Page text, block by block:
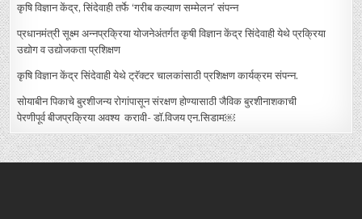
कृषि विज्ञान केंद्र, सिंदेवाही तर्फे ‘गरीब कल्याण सम्मेलन’ संपन्न
प्रधानमंत्री सूक्ष्म अन्नप्रक्रिया योजनेअंतर्गत कृषी विज्ञान केंद्र सिंदेवाही येथे प्रक्रिया
उद्योग व उद्योजकता प्रशिक्षण
कृषि विज्ञान केंद्र सिंदेवाही येथे ट्रॅक्टर चालकांसाठी प्रशिक्षण कार्यक्रम संपन्न.
सोयाबीन पिकाचे बुरशीजन्य रोगांपासून संरक्षण होण्यासाठी जैविक बुरशीनाशकाची
पेरणीपूर्व बीजप्रक्रिया अवश्य करावी- डॉ.विजय एन.सिडाम￼